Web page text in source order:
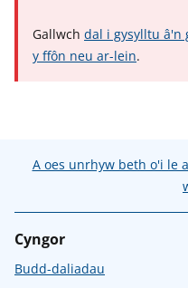
Gallwch dal i gysylltu â'n
y ffôn neu ar-lein.
A oes unrhyw beth o'i le
Cyngor
Budd-daliadau